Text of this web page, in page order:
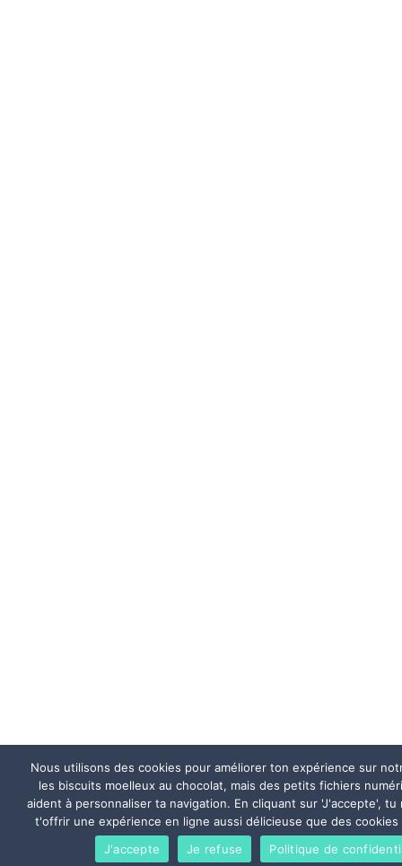
Nous utilisons des cookies pour améliorer ton expérience sur
les biscuits moelleux au chocolat, mais des petits fichiers
aident à personnaliser ta navigation. En cliquant sur 'J'accepte', tu
t'offrir une expérience en ligne aussi délicieuse que des
J'accepte
Je refuse Politique de